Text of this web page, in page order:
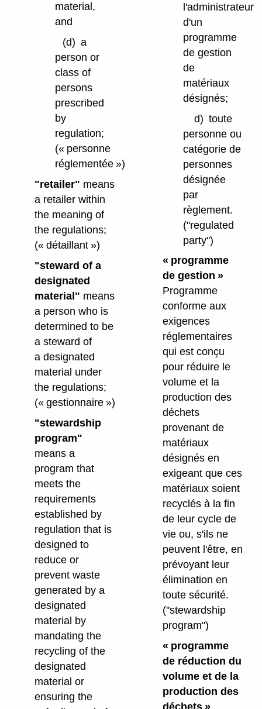
material,
and
(d) a
person or
class of
persons
prescribed
by
regulation;
(« personne
réglementée »)
"retailer" means
a retailer within
the meaning of
the regulations;
(« détaillant »)
"steward of a
designated
material" means
a person who is
determined to be
a steward of
a designated
material under
the regulations;
(« gestionnaire »)
"stewardship
program"
means a
program that
meets the
requirements
established by
regulation that is
designed to
reduce or
prevent waste
generated by a
designated
material by
mandating the
recycling of the
designated
material or
ensuring the
l'administrateur
d'un
programme
de gestion
de
matériaux
désignés;
d) toute
personne ou
catégorie de
personnes
désignée
par
règlement.
("regulated
party")
« programme
de gestion »
Programme
conforme aux
exigences
réglementaires
qui est conçu
pour réduire le
volume et la
production des
déchets
provenant de
matériaux
désignés en
exigeant que ces
matériaux soient
recyclés à la fin
de leur cycle de
vie ou, s'ils ne
peuvent l'être, en
prévoyant leur
élimination en
toute sécurité.
("stewardship
program")
« programme
de réduction du
volume et de la
production des